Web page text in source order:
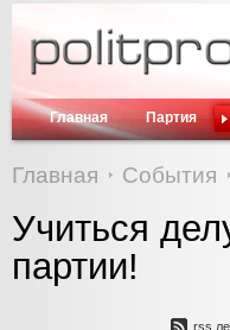
Главная Партия
Главная События
Учиться
партии!
rss